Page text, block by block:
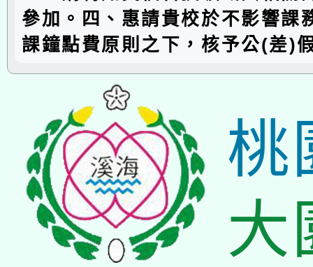
參加。四、惠請貴校於不影響課
課鐘點費原則之下，核予公(差)
桃
大